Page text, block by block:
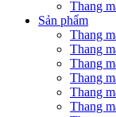
Thang
Sản phẩm
Thang
Thang
Thang
Thang
Thang
Thang